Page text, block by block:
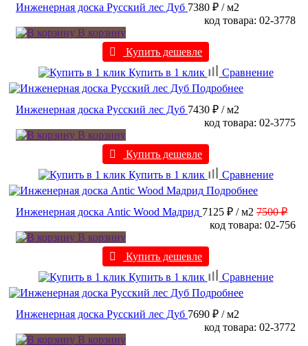
Инженерная доска Русский лес Дуб 7380 ₽ / м2
код товара: 02-3778
В корзину
Купить дешевле
Купить в 1 клик
Сравнение
Подробнее
Инженерная доска Русский лес Дуб 7430 ₽ / м2
код товара: 02-3775
В корзину
Купить дешевле
Купить в 1 клик
Сравнение
Подробнее
Инженерная доска Antic Wood Мадрид 7125 ₽ / м2 7500 ₽
код товара: 02-756
В корзину
Купить дешевле
Купить в 1 клик
Сравнение
Подробнее
Инженерная доска Русский лес Дуб 7690 ₽ / м2
код товара: 02-3772
В корзину